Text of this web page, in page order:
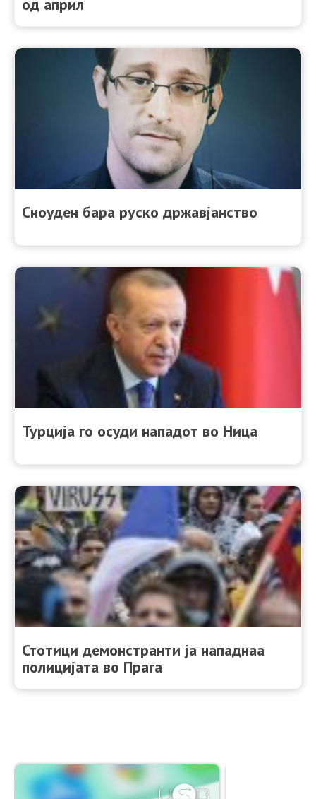
од април
Сноуден бара руско државјанство
Турција го осуди нападот во Ница
Стотици демонстранти ја нападнаа
полицијата во Прага